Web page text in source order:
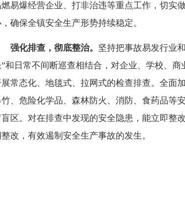
易爆经营企业、打非治违等重点工作，切实
确保全镇安全生产形势持续稳定。
强化排查，彻底整治。 坚持把事故易发行业
”和日常不间断巡查相结合，对企业、学校、
常态化、地毯式、拉网式的检查排查。全面
、危险化学品、森林防火、消防、食药品等
盲区。对在排查中发现的安全隐患，能立即整
改，有效遏制安全生产事故的发生。